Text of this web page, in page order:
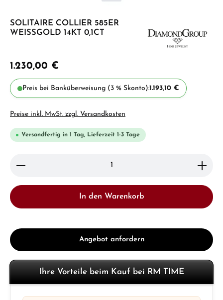
SOLITAIRE COLLIER 585ER
WEISSGOLD 14KT 0,1CT
1.230,00 €
Preis bei Banküberweisung (3 % Skonto):1.193,10 €
Preise inkl. MwSt. zzgl. Versandkosten
Versandfertig in 1 Tag, Lieferzeit 1-3 Tage
Produkt Anzahl: Gib den gewünschten Wert ein
In den Warenkorb
Angebot anfordern
Ihre Vorteile beim Kauf bei RM TIME